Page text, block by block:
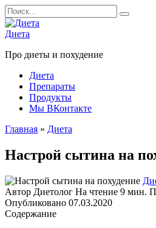
Перейти
к
содержанию
Search
for:
Диета
Про диеты и похудение
Диета
Препараты
Продукты
Мы ВКонтакте
Главная » Диета
Настрой сытина на
Автор Диетолог На чтение 9 мин.
Опубликовано 07.03.2020
Содержание